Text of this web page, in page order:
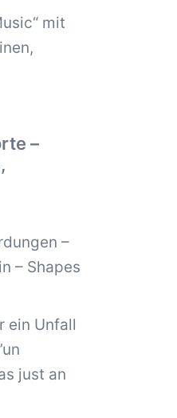
mit
–
–
– Shapes
ein Unfall
just an